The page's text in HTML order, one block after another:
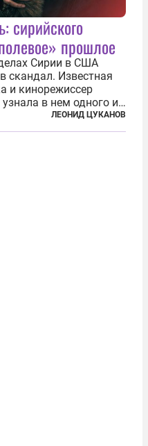
сирийского
прошлое
Сирии в США
скандал. Известная
и кинорежиссер
в нем одного из
сирийском Алеппо в
что Канатри, в
ЛЕОНИД ЦУКАНОВ